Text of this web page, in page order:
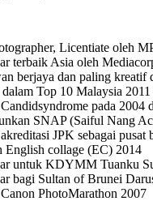
Licentiate oleh
terbaik Asia oleh
berjaya dan paling
dalam Top 10 Malaysia
pada 2004
SNAP (Saiful Nang
JPK sebagai
English collage (EC) 2014
untuk KDYMM Tuanku
bagi Sultan of Brunei
PhotoMarathon 2007